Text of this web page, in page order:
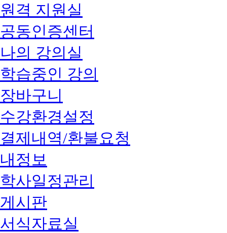
원격 지원실
공동인증센터
나의 강의실
학습중인 강의
장바구니
수강환경설정
결제내역/환불요청
내정보
학사일정관리
게시판
서식자료실